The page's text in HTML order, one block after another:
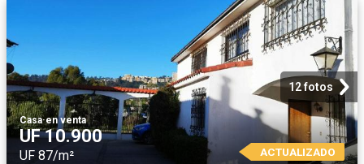
12 fotos
Casa·en venta
UF 10.900
UF 87/m² ACTUALIZADO